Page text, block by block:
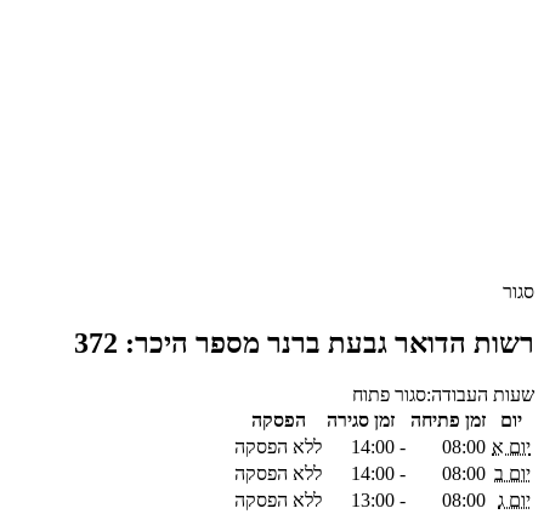
סגור
רשות הדואר גבעת ברנר מספר היכר: 372
שעות העבודה:סגור פתוח
יום
זמן פתיחה זמן סגירה
הפסקה
יום א 08:00
-
14:00
ללא הפסקה
יום ב 08:00
-
14:00
ללא הפסקה
יום ג 08:00
-
13:00
ללא הפסקה